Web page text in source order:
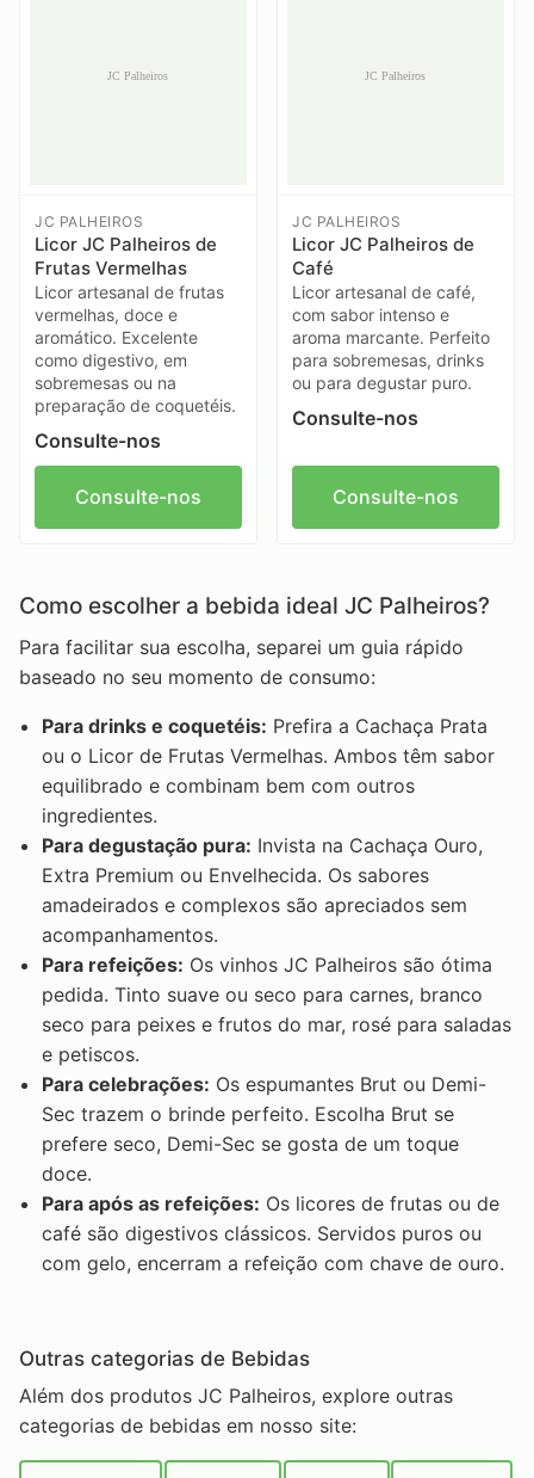
JC PALHEIROS
Licor JC Palheiros de
Frutas Vermelhas
Licor artesanal de frutas
vermelhas, doce e
aromático. Excelente
como digestivo, em
sobremesas ou na
preparação de coquetéis.
Consulte-nos
Consulte-nos
JC PALHEIROS
Licor JC Palheiros de
Café
Licor artesanal de café,
com sabor intenso e
aroma marcante. Perfeito
para sobremesas, drinks
ou para degustar puro.
Consulte-nos
Consulte-nos
Como escolher a bebida ideal JC Palheiros?
Para facilitar sua escolha, separei um guia rápido
baseado no seu momento de consumo:
Para drinks e coquetéis: Prefira a Cachaça Prata
ou o Licor de Frutas Vermelhas. Ambos têm sabor
equilibrado e combinam bem com outros
ingredientes.
Para degustação pura: Invista na Cachaça Ouro,
Extra Premium ou Envelhecida. Os sabores
amadeirados e complexos são apreciados sem
acompanhamentos.
Para refeições: Os vinhos JC Palheiros são ótima
pedida. Tinto suave ou seco para carnes, branco
seco para peixes e frutos do mar, rosé para saladas
e petiscos.
Para celebrações: Os espumantes Brut ou Demi-
Sec trazem o brinde perfeito. Escolha Brut se
prefere seco, Demi-Sec se gosta de um toque
doce.
Para após as refeições: Os licores de frutas ou de
café são digestivos clássicos. Servidos puros ou
com gelo, encerram a refeição com chave de ouro.
Outras categorias de Bebidas
Além dos produtos JC Palheiros, explore outras
categorias de bebidas em nosso site: